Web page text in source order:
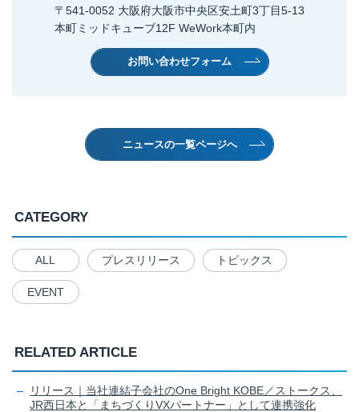
〒541-0052 大阪府大阪市中央区安土町3丁目5-13
本町ミッドキューブ12F WeWork本町内
お問い合わせフォーム
ニュースの一覧ページへ
CATEGORY
ALL プレスリリース トピックス
EVENT
RELATED ARTICLE
リリース｜当社連結子会社のOne Bright KOBE／ストークス、
JR西日本と「まちづくりVXパートナー」として連携強化